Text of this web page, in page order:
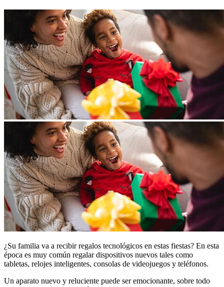
¿Su familia va a recibir regalos tecnológicos en estas fiestas? En esta
época es muy común regalar dispositivos nuevos tales como
tabletas, relojes inteligentes, consolas de videojuegos y teléfonos.
Un aparato nuevo y reluciente puede ser emocionante, sobre todo